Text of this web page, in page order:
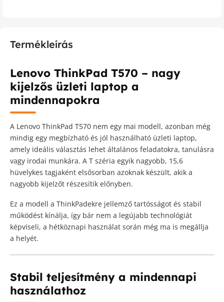
Termékleírás
Lenovo ThinkPad T570 – nagy
kijelzős üzleti laptop a
mindennapokra
A Lenovo ThinkPad T570 nem egy mai modell, azonban még
mindig egy megbízható és jól használható üzleti laptop,
amely ideális választás lehet általános feladatokra, tanulásra
vagy irodai munkára. A T széria egyik nagyobb, 15,6
hüvelykes tagjaként elsősorban azoknak készült, akik a
nagyobb kijelzőt részesítik előnyben.
Ez a modell a ThinkPadekre jellemző tartósságot és stabil
működést kínálja, így bár nem a legújabb technológiát
képviseli, a hétköznapi használat során még ma is megállja
a helyét.
Stabil teljesítmény a mindennapi
használathoz